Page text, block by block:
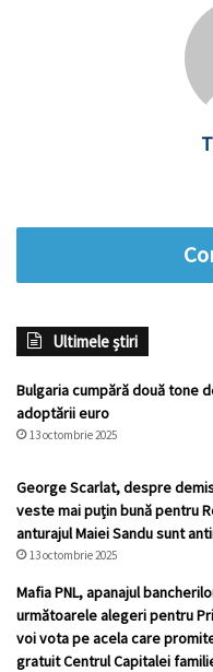
Ultimele știri
Bulgaria cumpără două tone
adoptării euro
13 octombrie 2025
George Scarlat, despre
veste mai puțin bună pentru
anturajul Maiei Sandu sunt
13 octombrie 2025
Mafia PNL, apanajul
următoarele alegeri pentru
voi vota pe acela care
gratuit Centrul Capitalei